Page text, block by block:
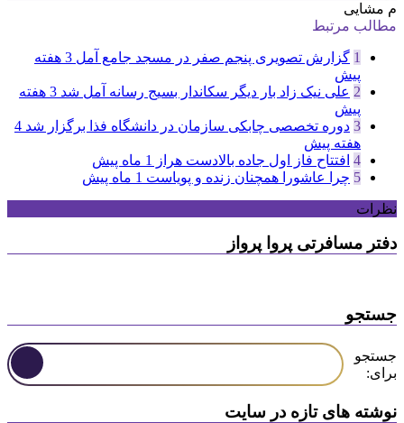
م مشایی
مطالب مرتبط
1 گزارش تصویری پنجم صفر در مسجد جامع آمل
3 هفته
پیش
2 علی نیک زاد بار دیگر سکاندار بسیج رسانه آمل شد
3 هفته
پیش
3 دوره تخصصی چابکی سازمان در دانشگاه فذا برگزار شد 4
هفته پیش
4 افتتاح فاز اول جاده بالادست هراز
1 ماه پیش
5 چرا عاشورا همچنان زنده و پویاست 1 ماه پیش
نظرات
دفتر مسافرتی پروا پرواز
جستجو
جستجو
برای:
نوشته های تازه در سایت